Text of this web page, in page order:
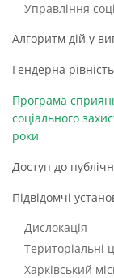
Управління
Алгоритм дій у
Гендерна рівність
Програма
соціального
роки
Доступ до
Підвідомчі
Дислокація
Територіальні
Харківський